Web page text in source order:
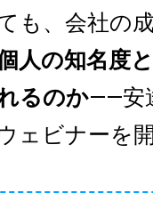
も、会社の
人の知名度
るのか——安
ェビナーを